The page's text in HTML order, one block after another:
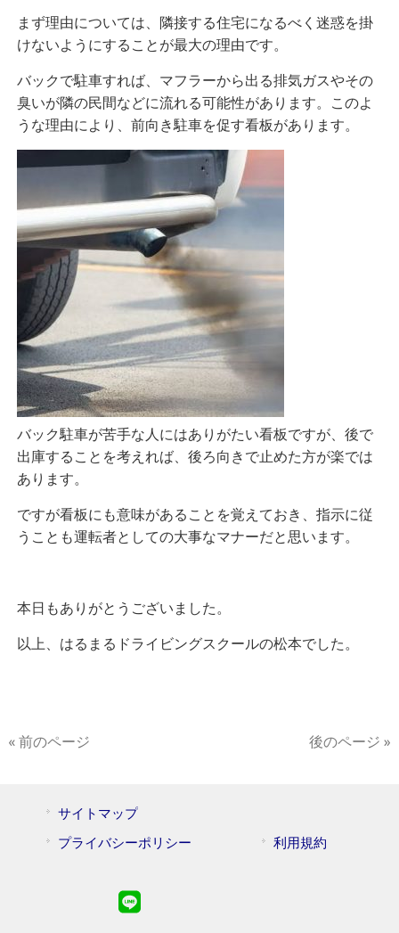
まず理由については、 隣接する住宅になるべく迷惑を掛
けないようにすることが最大の理由です。
バックで駐車すれば、マフラーから出る排気ガスやその
臭いが隣の民間などに流れる可能性があります。このよ
うな理由により、前向き駐車を促す看板があります。
バック駐車が苦手な人にはありがたい看板ですが、後で
出庫することを考えれば、後ろ向きで止めた方が楽では
あります。
ですが看板にも意味があることを覚えておき、指示に従
うことも運転者としての大事なマナーだと思います。
本日もありがとうございました。
以上、はるまるドライビングスクールの松本でした。
« 前のページ 後のページ »
サイトマップ
プライバシーポリシー
利用規約